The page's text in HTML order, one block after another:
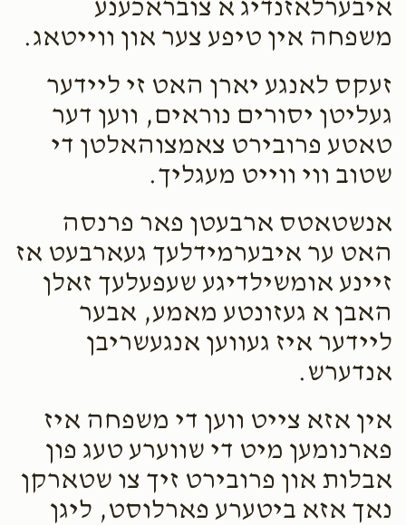
איבערלאזנדיג א צובראכענע
משפחה אין טיפע צער און ווייטאג.
זעקס לאנגע יארן האט זי ליידער
געליטן יסורים נוראים, ווען דער
טאטע פרובירט צאמצוהאלטן די
שטוב ווי ווייט מעגליך.
אנשטאטס ארבעטן פאר פרנסה
האט ער איבערמידלעך געארבעט אז
זיינע אומשילדיגע שעפעלעך זאלן
האבן א געזונטע מאמע, אבער
ליידער איז געווען אנגעשריבן
אנדערש.
אין אזא צייט ווען די משפחה איז
פארנומען מיט די שווערע טעג פון
אבלות און פרובירט זיך צו שטארקן
נאך אזא ביטערע פארלוסט, ליגן